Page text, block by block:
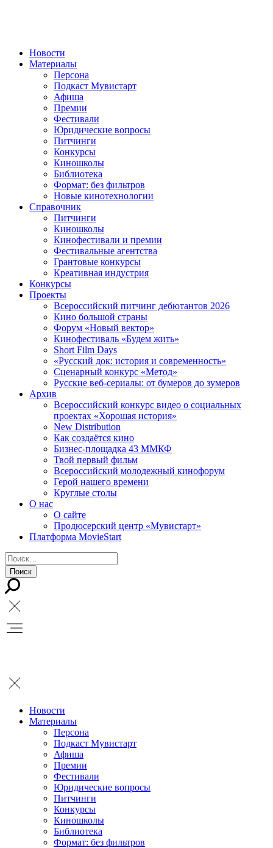
Новости
Материалы
Персона
Подкаст Мувистарт
Афиша
Премии
Фестивали
Юридические вопросы
Питчинги
Конкурсы
Киношколы
Библиотека
Формат: без фильтров
Новые кинотехнологии
Справочник
Питчинги
Киношколы
Кинофестивали и премии
Фестивальные агентства
Грантовые конкурсы
Креативная индустрия
Конкурсы
Проекты
Всероссийский питчинг дебютантов 2026
Кино большой страны
Форум «Новый вектор»
Кинофестиваль «Будем жить»
Short Film Days
«Русский док: история и современность»
Сценарный конкурс «Метод»
Русские веб-сериалы: от бумеров до зумеров
Архив
Всероссийский конкурс видео о социальных
проектах «Хорошая история»
New Distribution
Как создаётся кино
Бизнес-площадка 43 ММКФ
Твой первый фильм
Всероссийский молодежный кинофорум
Герой нашего времени
Круглые столы
О нас
О сайте
Продюсерский центр «Мувистарт»
Платформа MovieStart
Новости
Материалы
Персона
Подкаст Мувистарт
Афиша
Премии
Фестивали
Юридические вопросы
Питчинги
Конкурсы
Киношколы
Библиотека
Формат: без фильтров